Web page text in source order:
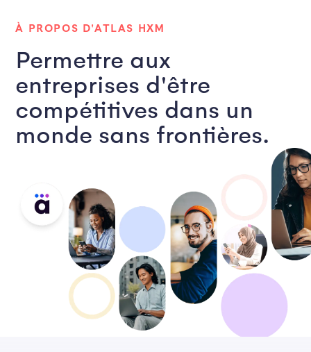
À PROPOS D'ATLAS HXM
Permettre aux
entreprises d'être
compétitives dans un
monde sans frontières.